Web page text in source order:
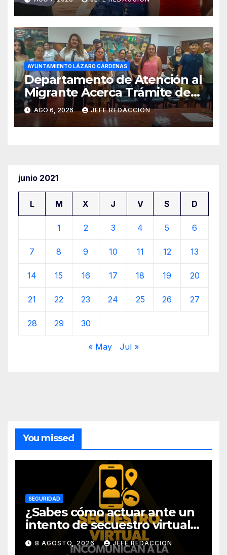
Cultura 2026
AYUNTAMIENTO LÁZARO CÁRDENAS
Departamento de Atención al
Migrante Acerca Trámite de
Pasaportes Estadounidenses
a Residentes de Lázaro
Cárdenas
AGO 6, 2026 JEFE REDACCION
junio 2021
L M X J V S D
1 2 3 4 5 6
7 8 9 10 11 12 13
14 15 16 17 18 19 20
21 22 23 24 25 26 27
28 29 30
« May Jul »
You missed
SEGURIDAD
¿Sabes cómo actuar ante un
intento de secuestro virtual?
La SSP te guía para evitarlo
8 AGOSTO, 2026 JEFE REDACCION